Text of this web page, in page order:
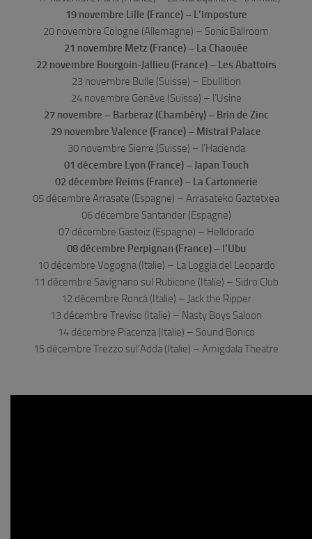
19 novembre Lille (France) – L’imposture
20 novembre Cologne (Allemagne) – Sonic Ballroom
21 novembre Metz (France) – La Chaouée
22 novembre Bourgoin-Jallieu (France) – Les Abattoirs
23 novembre Bulle (Suisse) – Ebullition
24 novembre Genève (Suisse) – l’Usine
27 novembre – Barberaz (Chambéry) – Brin de Zinc
29 novembre Valence (France) – Mistral Palace
30 novembre Sierre (Suisse) – l’Hacienda
01 décembre Lyon (France) – Japan Touch
02 décembre Reims (France) – La Cartonnerie
05 décembre Arrasate (Espagne) – Arrasateko Gaztetxea
06 décembre Santander (Espagne)
07 décembre Gasteiz (Espagne) – Helldorado
08 décembre Perpignan (France) – l’Ubu
10 décembre Vogogna (Italie) – La Loggia del Leopardo
11 décembre Savignano sul Rubicone (Italie) – Sidro Club
12 décembre Roncà (Italie) – Jack the Ripper
13 décembre Treviso (Italie) – Nasty Boys Saloon
14 décembre Piacenza (Italie) – Sound Bonico
15 décembre Trezzo sul’Adda (Italie) – Amigdala Theatre